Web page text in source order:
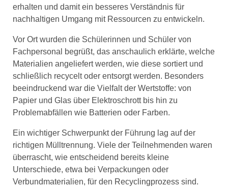
erhalten und damit ein besseres Verständnis für
nachhaltigen Umgang mit Ressourcen zu entwickeln.
Vor Ort wurden die Schülerinnen und Schüler von
Fachpersonal begrüßt, das anschaulich erklärte, welche
Materialien angeliefert werden, wie diese sortiert und
schließlich recycelt oder entsorgt werden. Besonders
beeindruckend war die Vielfalt der Wertstoffe: von
Papier und Glas über Elektroschrott bis hin zu
Problemabfällen wie Batterien oder Farben.
Ein wichtiger Schwerpunkt der Führung lag auf der
richtigen Mülltrennung. Viele der Teilnehmenden waren
überrascht, wie entscheidend bereits kleine
Unterschiede, etwa bei Verpackungen oder
Verbundmaterialien, für den Recyclingprozess sind.